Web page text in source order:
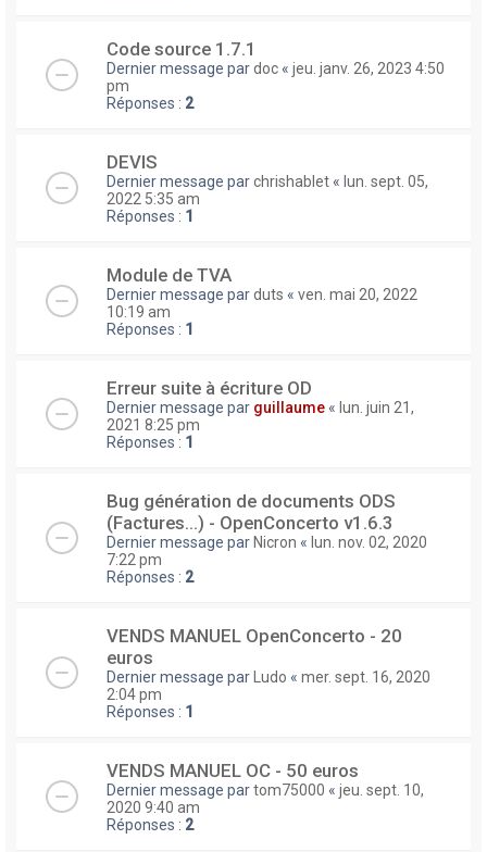
Code source 1.7.1
Dernier message pardoc « jeu. janv. 26, 2023 4:50
pm
Réponses : 2
DEVIS
Dernier message parchrishablet « lun. sept. 05,
2022 5:35 am
Réponses : 1
Module de TVA
Dernier message parduts « ven. mai 20, 2022
10:19 am
Réponses : 1
Erreur suite à écriture OD
Dernier message par guillaume « lun. juin 21,
2021 8:25 pm
Réponses : 1
Bug génération de documents ODS
(Factures...) - OpenConcerto v1.6.3
Dernier message parNicron « lun. nov. 02, 2020
7:22 pm
Réponses : 2
VENDS MANUEL OpenConcerto - 20
euros
Dernier message parLudo « mer. sept. 16, 2020
2:04 pm
Réponses : 1
VENDS MANUEL OC - 50 euros
Dernier message partom75000 « jeu. sept. 10,
2020 9:40 am
Réponses : 2